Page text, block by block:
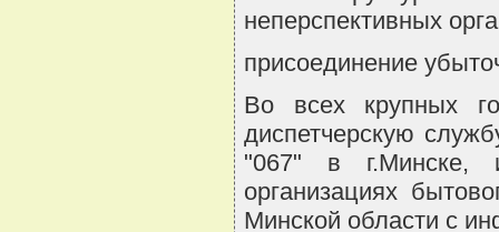
неперспективных
присоединение
Во всех крупных
диспетчерскую
"067" в г.Минске,
организациях
Минской области с